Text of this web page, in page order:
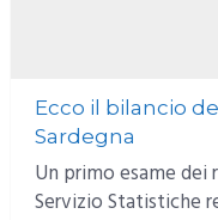
Ecco il bilancio
Sardegna
Un primo esame
Servizio Statistiche